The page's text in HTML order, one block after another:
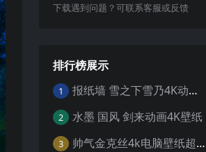
下载遇到问题？可联系客服或反馈
排行榜展示
1 报纸墙 雪之下雪乃4K动漫壁纸
2 水墨 国风 剑来动画4K壁纸
3 帅气金克丝4k电脑壁纸超清